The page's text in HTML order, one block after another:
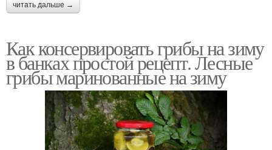
читать дальше →
Как консервировать грибы на зиму
в банках простой рецепт. Лесные
грибы маринованные на зиму